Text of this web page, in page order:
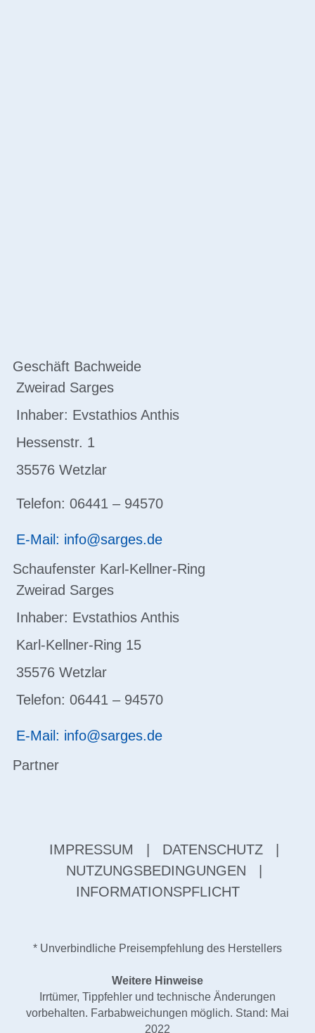
Geschäft Bachweide
Zweirad Sarges
Inhaber: Evstathios Anthis
Hessenstr. 1
35576 Wetzlar
Telefon: 06441 – 94570
E-Mail: info@sarges.de
Schaufenster Karl-Kellner-Ring
Zweirad Sarges
Inhaber: Evstathios Anthis
Karl-Kellner-Ring 15
35576 Wetzlar
Telefon: 06441 – 94570
E-Mail: info@sarges.de
Partner
IMPRESSUM DATENSCHUTZ
NUTZUNGSBEDINGUNGEN
INFORMATIONSPFLICHT
* Unverbindliche Preisempfehlung des Herstellers
Weitere Hinweise
Irrtümer, Tippfehler und technische Änderungen
vorbehalten. Farbabweichungen möglich. Stand: Mai
2022